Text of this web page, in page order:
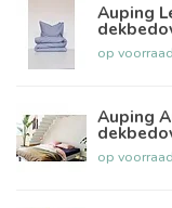
Auping
op voorraad
Auping
op voorraad